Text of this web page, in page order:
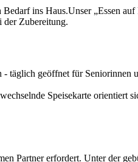
ins Haus.Unser „Essen
der Zubereitung.
täglich geöffnet für Seniorinnen
Speisekarte orientiert
Partner erfordert. Unter der